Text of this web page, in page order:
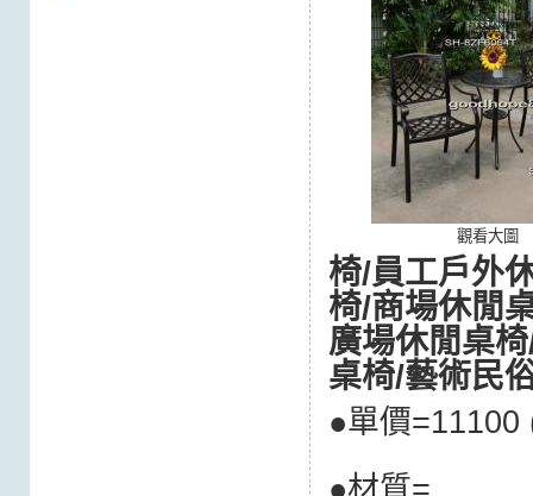
觀看大圖
椅/員工戶外
椅/商場休閒
廣場休閒桌
桌椅/藝術民
●單價
●材質=